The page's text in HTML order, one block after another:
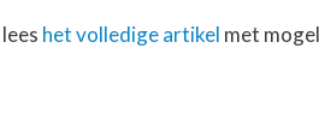
het volledige artikel met